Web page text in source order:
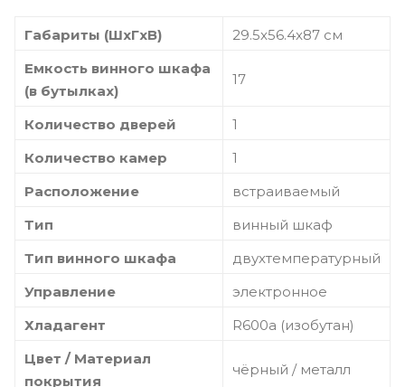
Габариты (ШxГxВ)
29.5x56.4x87 см
Емкость винного шкафа
(в бутылках)
17
Количество дверей
1
Количество камер
1
Расположение
встраиваемый
Тип
винный шкаф
Тип винного шкафа
двухтемпературный
Управление
электронное
Хладагент
R600a (изобутан)
Цвет / Материал
покрытия
чёрный / металл